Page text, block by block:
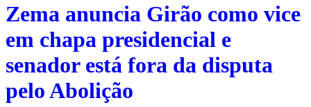
Zema anuncia Girão como vice
em chapa presidencial e
senador está fora da disputa
pelo Abolição